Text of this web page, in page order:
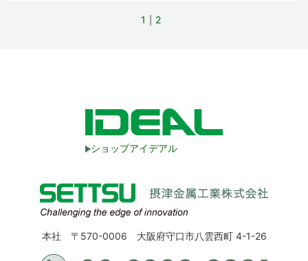
1 2
ショップアイデアル
本社 〒570-0006 大阪府守口市八雲西町 4-1-26